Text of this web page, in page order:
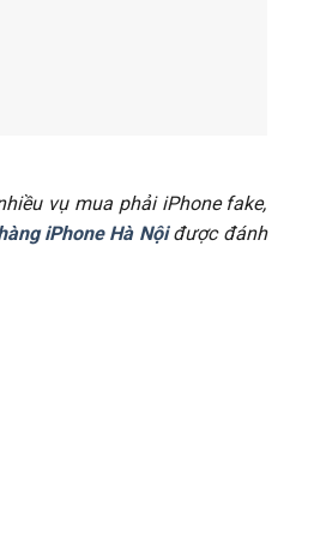
vụ mua phải iPhone fake,
iPhone Hà Nộiđược đánh